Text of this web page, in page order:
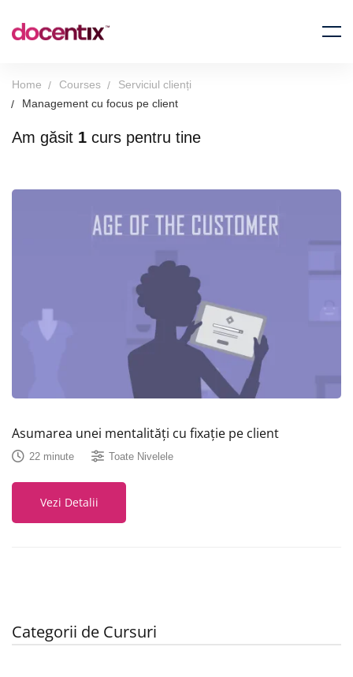
Home Courses
Serviciul clienți
Management cu focus pe client
Categorii de Cursuri
Am găsit 1 curs pentru tine
Asumarea unei mentalități cu fixație pe client
22 minute Toate Nivelele
Vezi Detalii